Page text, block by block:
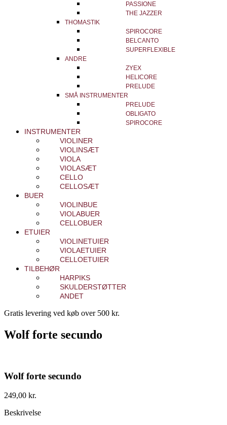
PASSIONE
THE JAZZER
THOMASTIK
SPIROCORE
BELCANTO
SUPERFLEXIBLE
ANDRE
ZYEX
HELICORE
PRELUDE
SMÅ INSTRUMENTER
PRELUDE
OBLIGATO
SPIROCORE
INSTRUMENTER
VIOLINER
VIOLINSÆT
VIOLA
VIOLASÆT
CELLO
CELLOSÆT
BUER
VIOLINBUE
VIOLABUER
CELLOBUER
ETUIER
VIOLINETUIER
VIOLAETUIER
CELLOETUIER
TILBEHØR
HARPIKS
SKULDERSTØTTER
ANDET
Gratis levering ved køb over 500 kr.
Wolf forte secundo
Wolf forte secundo
249,00 kr.
Beskrivelse